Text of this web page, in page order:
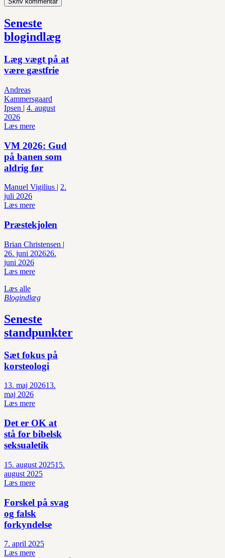
Seneste
blogindlæg
Læg vægt på at
være gæstfrie
Andreas
Kammersgaard
Ipsen | 4. august
2026
Læs mere
VM 2026: Gud
på banen som
aldrig før
Manuel Vigilius | 2.
juli 2026
Læs mere
Præstekjolen
Brian Christensen |
26. juni 202626.
juni 2026
Læs mere
Læs alle
Blogindlæg
Seneste
standpunkter
Sæt fokus på
korsteologi
13. maj 202613.
maj 2026
Læs mere
Det er OK at
stå for bibelsk
seksualetik
15. august 202515.
august 2025
Læs mere
Forskel på svag
og falsk
forkyndelse
7. april 2025
Læs mere